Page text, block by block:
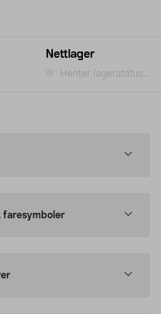
Nettlager
Henter lagerstatus...
faresymboler